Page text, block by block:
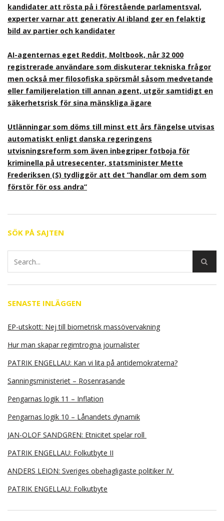
kandidater att rösta på i förestående parlamentsval,
experter varnar att generativ AI ibland ger en felaktig
bild av partier och kandidater
AI-agenternas eget Reddit, Moltbook, når 32 000
registrerade användare som diskuterar tekniska frågor
men också mer filosofiska spörsmål såsom medvetande
eller familjerelation till annan agent, utgör samtidigt en
säkerhetsrisk för sina mänskliga ägare
Utlänningar som döms till minst ett års fängelse utvisas
automatiskt enligt danska regeringens
utvisningsreform som även inbegriper fotboja för
kriminella på utresecenter, statsminister Mette
Frederiksen (S) tydliggör att det ”handlar om dem som
förstör för oss andra”
SÖK PÅ SAJTEN
SENASTE INLÄGGEN
EP-utskott: Nej till biometrisk massövervakning
Hur man skapar regimtrogna journalister
PATRIK ENGELLAU: Kan vi lita på antidemokraterna?
Sanningsministeriet – Rosenrasande
Pengarnas logik 11 – Inflation
Pengarnas logik 10 – Lånandets dynamik
JAN-OLOF SANDGREN: Etnicitet spelar roll
PATRIK ENGELLAU: Folkutbyte II
ANDERS LEION: Sveriges obehagligaste politiker IV
PATRIK ENGELLAU: Folkutbyte